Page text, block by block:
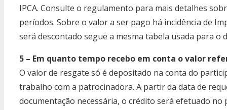
IPCA. Consulte o regulamento para mais detalhes
períodos. Sobre o valor a ser pago há incidência de
será descontado segue a mesma tabela usada para o
5 – Em quanto tempo recebo em conta o valor
O valor de resgate só é depositado na conta do
trabalho com a patrocinadora. A partir da data de
documentação necessária, o crédito será efetuado no